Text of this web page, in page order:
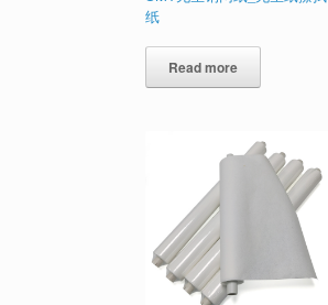
纸
Read more